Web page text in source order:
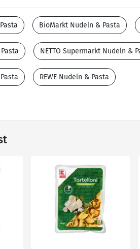
BioMarkt Nudeln & Pasta
NETTO Supermarkt Nudeln &
REWE Nudeln & Pasta